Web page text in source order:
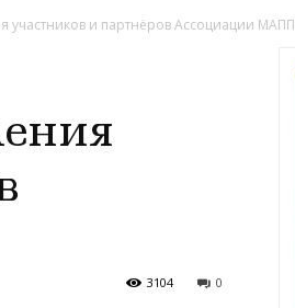
участников и партнёров Ассоциации МАПП
0
3104